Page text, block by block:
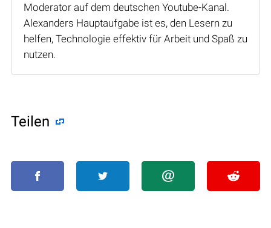
Moderator auf dem deutschen Youtube-Kanal.
Alexanders Hauptaufgabe ist es, den Lesern zu
helfen, Technologie effektiv für Arbeit und Spaß zu
nutzen.
Teilen